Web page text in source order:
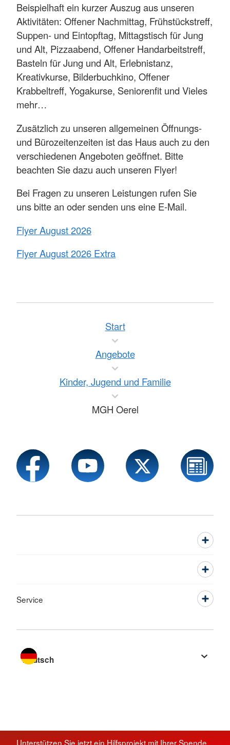
Beispielhaft ein kurzer Auszug aus unseren
Aktivitäten: Offener Nachmittag, Frühstückstreff,
Suppen- und Eintopftag, Mittagstisch für Jung
und Alt, Pizzaabend, Offener Handarbeitstreff,
Basteln für Jung und Alt, Erlebnistanz,
Kreativkurse, Bilderbuchkino, Offener
Krabbeltreff, Yogakurse, Seniorenfit und Vieles
mehr…
Zusätzlich zu unseren allgemeinen Öffnungs-
und Bürozeitenzeiten ist das Haus auch zu den
verschiedenen Angeboten geöffnet. Bitte
beachten Sie dazu auch unseren Flyer!
Bei Fragen zu unseren Leistungen rufen Sie
uns bitte an oder senden uns eine E-Mail.
Flyer August 2026
Flyer August 2026 Extra
Unterstützen Sie jetzt ein Hilfsprojekt mit Ihrer Spende
Start
Angebote
Kinder, Jugend und Familie
MGH Oerel
Service
Sprache wechseln zu